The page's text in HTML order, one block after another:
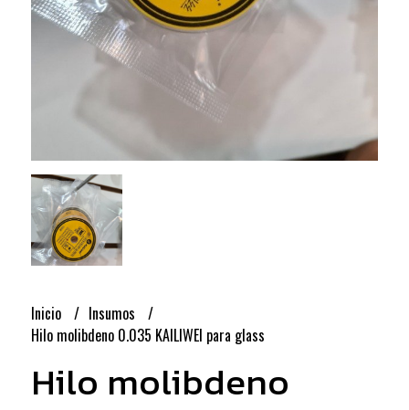
Inicio
Insumos
Hilo molibdeno 0.035 KAILIWEI para glass
Hilo molibdeno